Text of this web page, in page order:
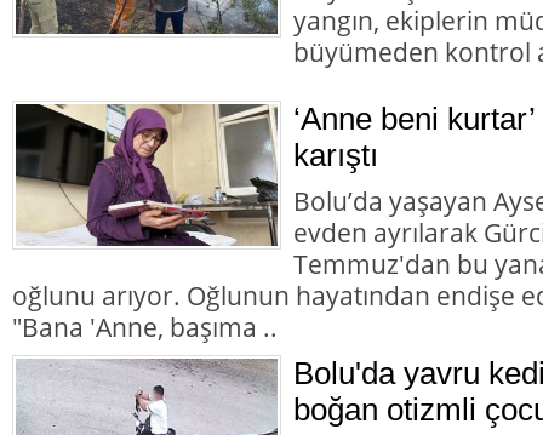
yangın, ekiplerin
büyümeden kontrol
‘Anne beni
karıştı
Bolu’da yaşayan
evden ayrılarak
Temmuz'dan bu
oğlunu arıyor. Oğlunun hayatından endişe
"Bana 'Anne, başıma ..
Bolu'da yavru
boğan otizmli